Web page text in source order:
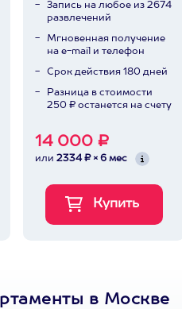
Запись на любое из 2674
развлечений
Мгновенная получение
на e-mail и телефон
Срок действия 180 дней
Разница в стоимости
250 ₽ останется на счету
14 000 ₽
или 2334 ₽ × 6 мес
в Москве